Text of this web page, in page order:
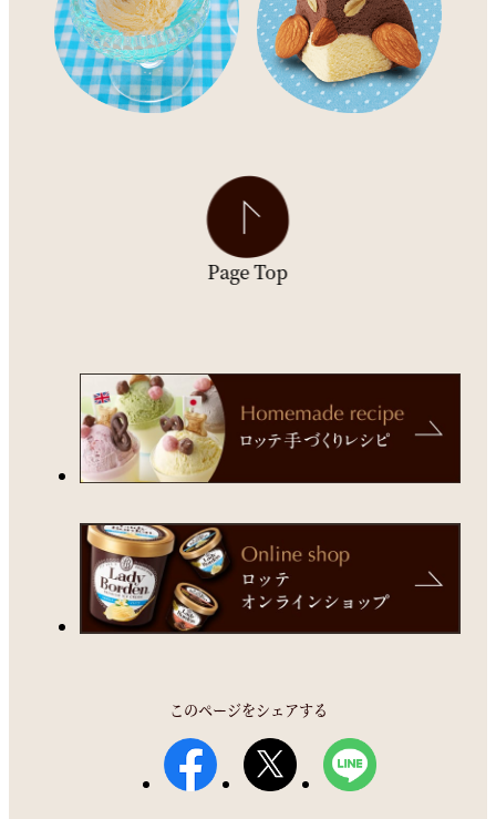
Page Top
このページをシェアする